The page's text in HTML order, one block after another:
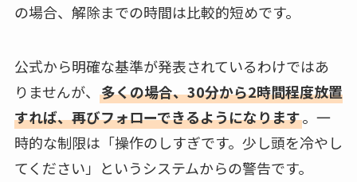
の場合、解除までの時間は比較的短めです。
公式から明確な基準が発表されているわけではあ
りませんが、 多くの場合、30分から2時間程度放置
すれば、再びフォローできるようになります。一
時的な制限は「操作のしすぎです。少し頭を冷やし
てください」というシステムからの警告です。